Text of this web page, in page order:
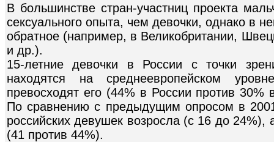
В большинстве стран-участниц проекта
сексуального опыта, чем девочки, однако в
обратное (например, в Великобритании,
и др.).
15-летние девочки в России с точки
находятся на среднеевропейском
превосходят его (44% в России против 30%
По сравнению с предыдущим опросом в
российских девушек возросла (с 16 до
(41 против 44%).